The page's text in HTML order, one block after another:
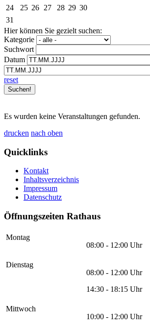
24
25 26 27 28 29 30
31
Hier können Sie gezielt suchen:
Kategorie
Suchwort
Datum
reset
Es wurden keine Veranstaltungen gefunden.
drucken nach oben
Quicklinks
Kontakt
Inhaltsverzeichnis
Impressum
Datenschutz
Öffnungszeiten Rathaus
Montag
08:00 - 12:00 Uhr
Dienstag
08:00 - 12:00 Uhr
14:30 - 18:15 Uhr
Mittwoch
10:00 - 12:00 Uhr